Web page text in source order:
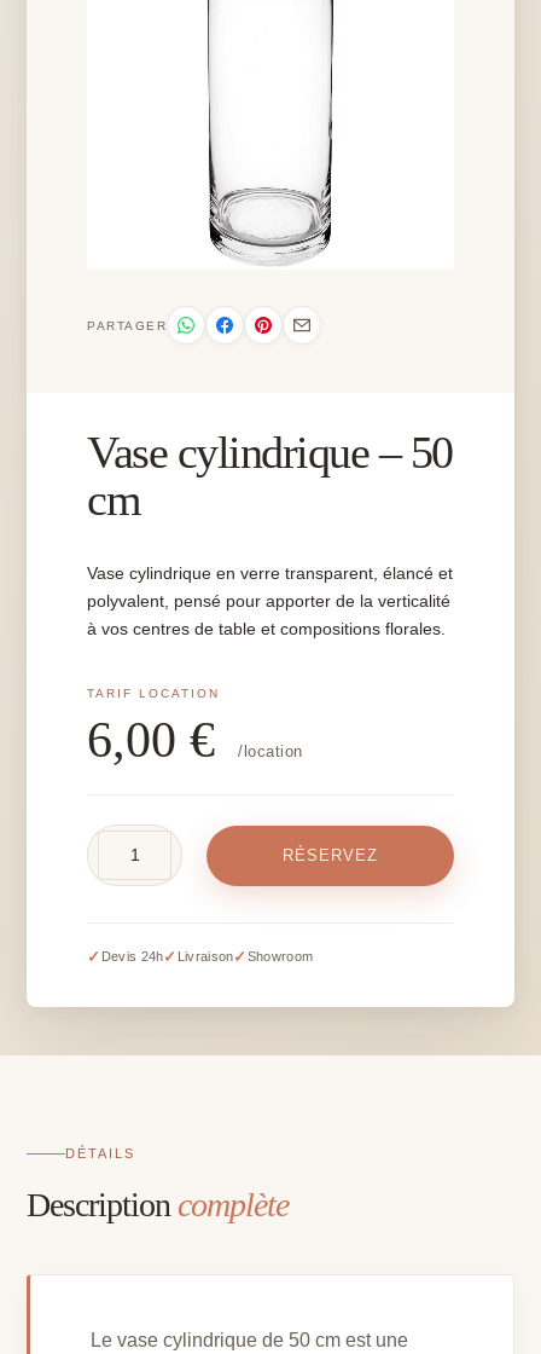
PARTAGER
Vase cylindrique – 50
cm
Vase cylindrique en verre transparent, élancé et
polyvalent, pensé pour apporter de la verticalité
à vos centres de table et compositions florales.
6,00€ /location
-
cm
RÉSERVEZ
✓ Devis 24h✓ Livraison✓ Showroom
DÉTAILS
Description complète
Le vase cylindrique de 50 cm est une